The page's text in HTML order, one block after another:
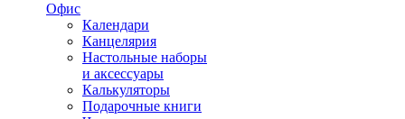
Офис
Календари
Канцелярия
Настольные наборы
и аксессуары
Калькуляторы
Подарочные книги